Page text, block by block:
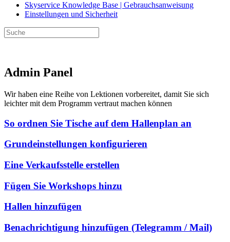
Skyservice Knowledge Base | Gebrauchsanweisung
Einstellungen und Sicherheit
Admin Panel
Wir haben eine Reihe von Lektionen vorbereitet, damit Sie sich
leichter mit dem Programm vertraut machen können
So ordnen Sie Tische auf dem Hallenplan an
Grundeinstellungen konfigurieren
Eine Verkaufsstelle erstellen
Fügen Sie Workshops hinzu
Hallen hinzufügen
Benachrichtigung hinzufügen (Telegramm / Mail)